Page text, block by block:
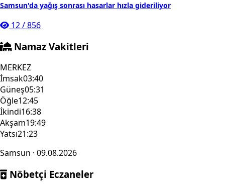
Samsun'da yağış sonrası hasarlar hızla gideriliyor
12/856
Namaz Vakitleri
MERKEZ
İmsak03:40
Güneş05:31
Öğle12:45
İkindi16:38
Akşam19:49
Yatsı21:23
Samsun · 09.08.2026
Nöbetçi Eczaneler